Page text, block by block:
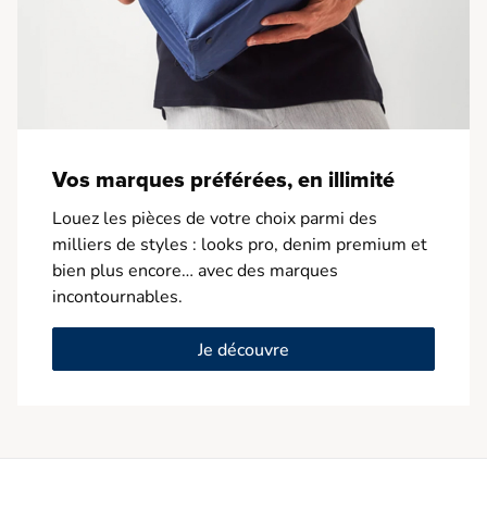
Vos marques préférées, en illimité
Louez les pièces de votre choix parmi des
milliers de styles : looks pro, denim premium et
bien plus encore… avec des marques
incontournables.
Je découvre